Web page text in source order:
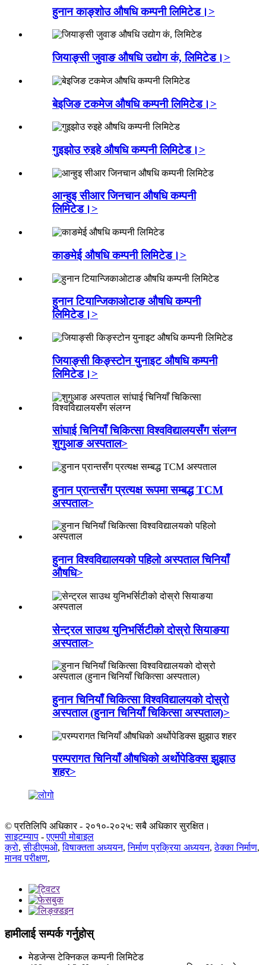
हुनान काङ्शोउ औषधि कम्पनी लिमिटेड।>
जियाङ्सी जुवाङ औषधि उद्योग कं, लिमिटेड।>
बेइजिङ टकमेज औषधि कम्पनी लिमिटेड।>
गुइझोउ रुइहे औषधि कम्पनी लिमिटेड।>
आन्हुइ सीआर जिनचान औषधि कम्पनी
लिमिटेड।>
काङमेई औषधि कम्पनी लिमिटेड।>
हुनान टियान्जिकाओटाङ औषधि कम्पनी
लिमिटेड।>
जियाङ्सी किङ्स्टोन युनाइट औषधि कम्पनी
लिमिटेड।>
सांघाई चिनियाँ चिकित्सा विश्वविद्यालयसँग संलग्न
शुगुआङ अस्पताल>
हुनान प्रान्तसँग प्रत्यक्ष रूपमा सम्बद्ध TCM
अस्पताल>
हुनान विश्वविद्यालयको पहिलो अस्पताल चिनियाँ
औषधि>
सेन्ट्रल साउथ युनिभर्सिटीको दोस्रो सियाङया
अस्पताल>
हुनान चिनियाँ चिकित्सा विश्वविद्यालयको दोस्रो
अस्पताल (हुनान चिनियाँ चिकित्सा अस्पताल)>
परम्परागत चिनियाँ औषधिको अर्थोपेडिक्स झुझाउ
शहर>
© प्रतिलिपि अधिकार - २०१०-२०२५: सबै अधिकार सुरक्षित।
साइटम्याप -एएमपी मोबाइल
क्रो,सीडीएमओ,विषाक्तता अध्ययन,निर्माण प्रक्रिया अध्ययन,ठेक्का निर्माण,
मानव परीक्षण,
हामीलाई सम्पर्क गर्नुहोस्
मेडजेन्स टेक्निकल कम्पनी लिमिटेड